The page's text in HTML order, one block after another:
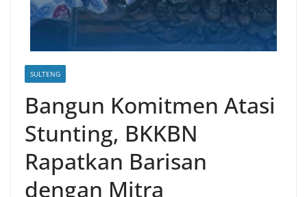
SULTENG
Bangun Komitmen Atasi
Stunting, BKKBN
Rapatkan Barisan
dengan Mitra